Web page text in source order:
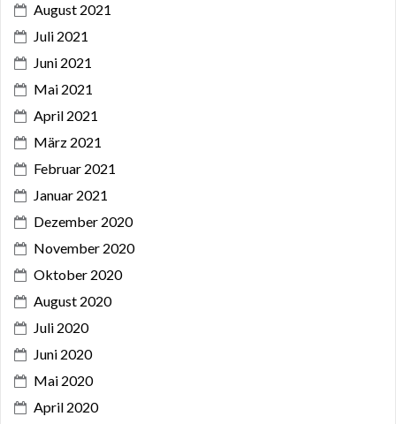
August 2021
Juli 2021
Juni 2021
Mai 2021
April 2021
März 2021
Februar 2021
Januar 2021
Dezember 2020
November 2020
Oktober 2020
August 2020
Juli 2020
Juni 2020
Mai 2020
April 2020